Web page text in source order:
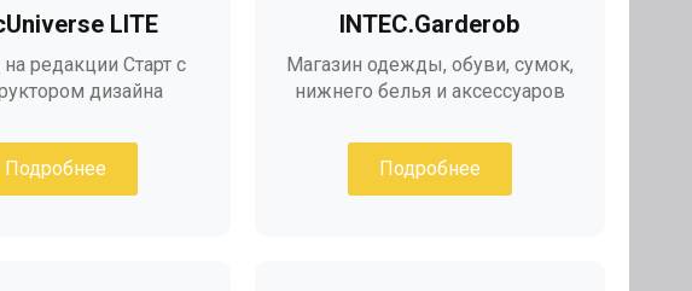
LITE
редакции Старт с
дизайна
Подробнее
INTEC.Garderob
Магазин одежды, обуви, сумок,
нижнего белья и аксессуаров
Подробнее